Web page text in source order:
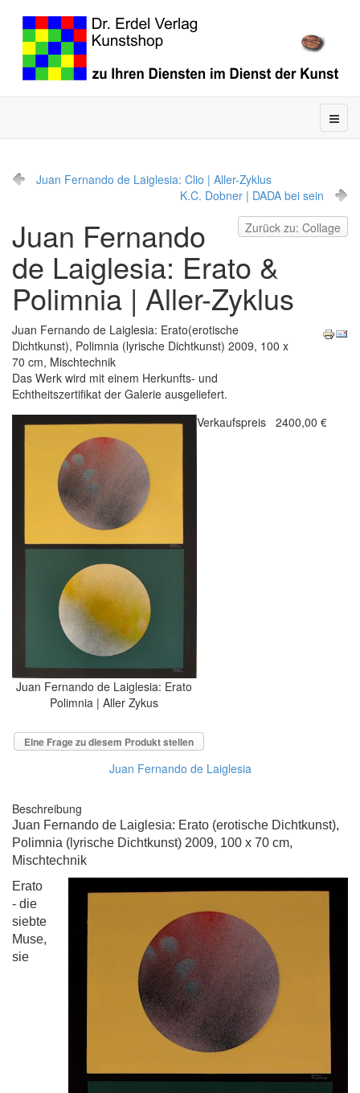
Juan Fernando de Laiglesia: Clio | Aller-Zyklus
K.C. Dobner | DADA bei sein
Zurück zu: Collage
Juan Fernando
de Laiglesia: Erato &
Polimnia | Aller-Zyklus
Juan Fernando de Laiglesia: Erato(erotische
Dichtkunst), Polimnia (lyrische Dichtkunst) 2009, 100 x
70 cm, Mischtechnik
Das Werk wird mit einem Herkunfts- und
Echtheitszertifikat der Galerie ausgeliefert.
Juan Fernando de Laiglesia: Erato
Polimnia | Aller Zykus
Verkaufspreis 2400,00 €
Eine Frage zu diesem Produkt stellen
Juan Fernando de Laiglesia
Beschreibung
Juan Fernando de Laiglesia: Erato (erotische Dichtkunst),
Polimnia (lyrische Dichtkunst) 2009, 100 x 70 cm,
Mischtechnik
Erato
- die
siebte
Muse,
sie